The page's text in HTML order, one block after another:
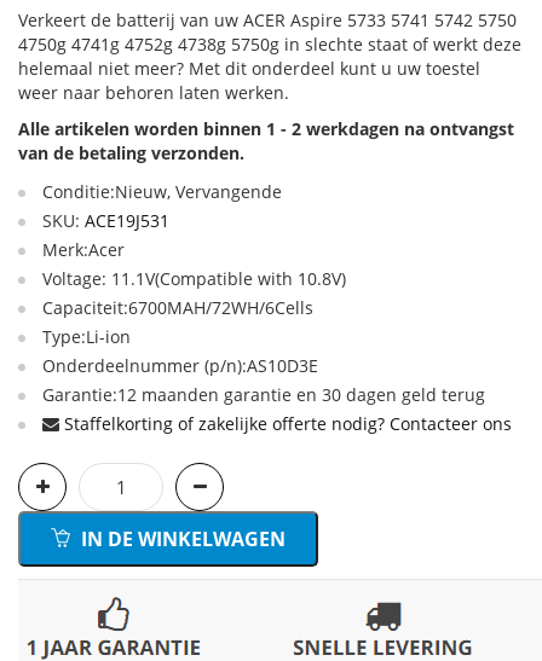
Verkeert de batterij van uw ACER Aspire 5733 5741 5742 5750
4750g 4741g 4752g 4738g 5750g in slechte staat of werkt deze
helemaal niet meer? Met dit onderdeel kunt u uw toestel
weer naar behoren laten werken.
Alle artikelen worden binnen 1 - 2 werkdagen na ontvangst
van de betaling verzonden.
Conditie:Nieuw, Vervangende
SKU: ACE19J531
Merk:Acer
Voltage: 11.1V(Compatible with 10.8V)
Capaciteit:6700MAH/72WH/6Cells
Type:Li-ion
Onderdeelnummer (p/n):AS10D3E
Garantie:12 maanden garantie en 30 dagen geld terug
Staffelkorting of zakelijke offerte nodig? Contacteer ons
IN DE WINKELWAGEN